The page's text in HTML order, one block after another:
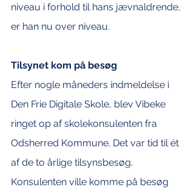
niveau i forhold til hans jævnaldrende,
er han nu over niveau.
Tilsynet kom på besøg
Efter nogle måneders indmeldelse i
Den Frie Digitale Skole, blev Vibeke
ringet op af skolekonsulenten fra
Odsherred Kommune. Det var tid til ét
af de to årlige tilsynsbesøg.
Konsulenten ville komme på besøg